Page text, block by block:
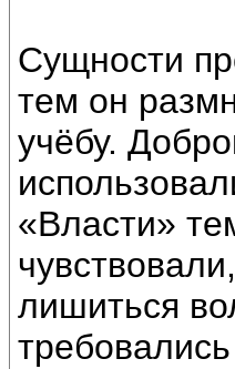
Сущности
тем он
учёбу.
«Власти»
лишиться